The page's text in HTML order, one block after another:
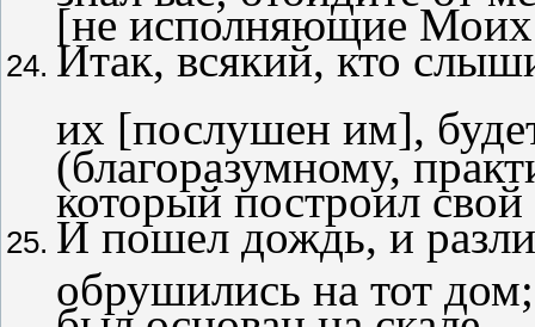
[не исполняющие Моих
Итак, всякий, кто
их [послушен им],
(благоразумному,
который построил свой
И пошел дождь, и
обрушились на тот
был основан на скале.